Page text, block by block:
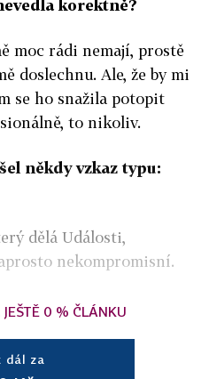
korektně?
moc rádi nemají, prostě
doslechnu. Ale, že by mi
se ho snažila potopit
to nikoliv.
někdy vzkaz typu:
dělá Události,
nekompromisní.
0 % ČLÁNKU
dál za